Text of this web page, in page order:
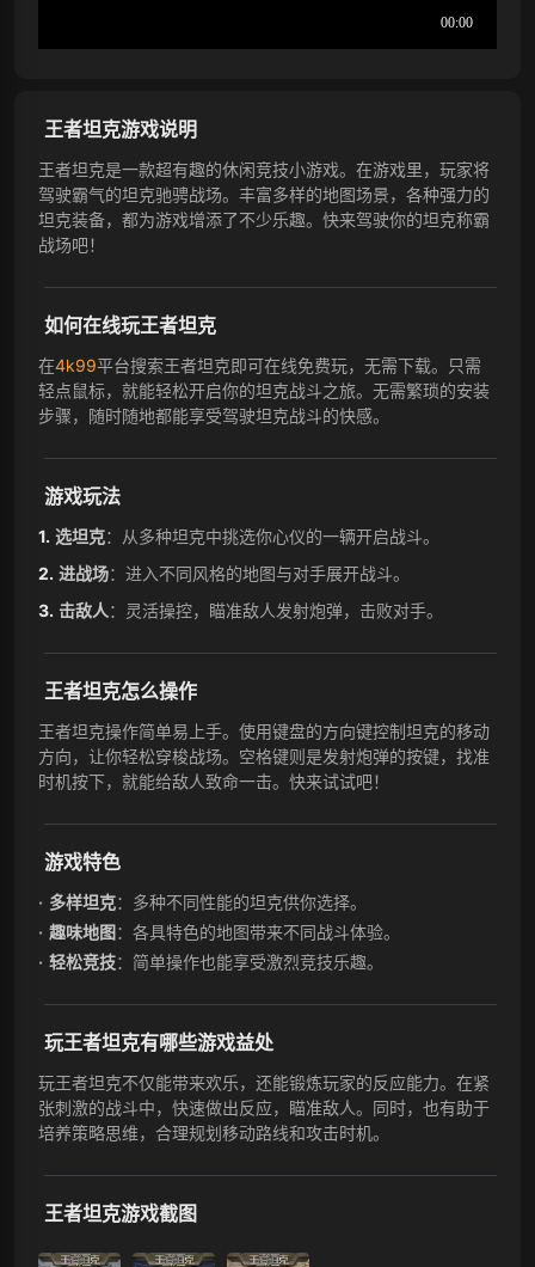
王者坦克游戏说明
王者坦克是一款超有趣的休闲竞技小游戏。在游戏里，玩家将
驾驶霸气的坦克驰骋战场。丰富多样的地图场景，各种强力的
坦克装备，都为游戏增添了不少乐趣。快来驾驶你的坦克称霸
战场吧！
如何在线玩王者坦克
在4k99平台搜索王者坦克即可在线免费玩，无需下载。只需
轻点鼠标，就能轻松开启你的坦克战斗之旅。无需繁琐的安装
步骤，随时随地都能享受驾驶坦克战斗的快感。
游戏玩法
选坦克：从多种坦克中挑选你心仪的一辆开启战斗。
进战场：进入不同风格的地图与对手展开战斗。
击敌人：灵活操控，瞄准敌人发射炮弹，击败对手。
王者坦克怎么操作
王者坦克操作简单易上手。使用键盘的方向键控制坦克的移动
方向，让你轻松穿梭战场。空格键则是发射炮弹的按键，找准
时机按下，就能给敌人致命一击。快来试试吧！
游戏特色
多样坦克：多种不同性能的坦克供你选择。
趣味地图：各具特色的地图带来不同战斗体验。
轻松竞技：简单操作也能享受激烈竞技乐趣。
玩王者坦克有哪些游戏益处
玩王者坦克不仅能带来欢乐，还能锻炼玩家的反应能力。在紧
张刺激的战斗中，快速做出反应，瞄准敌人。同时，也有助于
培养策略思维，合理规划移动路线和攻击时机。
王者坦克游戏截图